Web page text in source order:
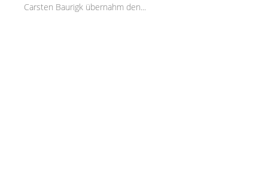
Carsten Baurigk übernahm den...